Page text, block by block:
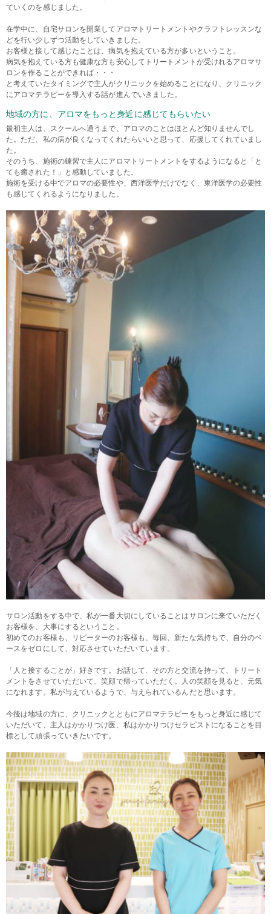
ていくのを感じました。
在学中に、自宅サロンを開業してアロマトリートメントやクラフトレッスンな
どを行い少しずつ活動をしていきました。
お客様と接して感じたことは、病気を抱えている方が多いということ。
病気を抱えている方も健康な方も安心してトリートメントが受けれるアロマサ
ロンを作ることができれば・・・
と考えていたタイミングで主人がクリニックを始めることになり、クリニック
にアロマテラピーを導入する話が進んでいきました。
地域の方に、アロマをもっと身近に感じてもらいたい
最初主人は、スクールへ通うまで、アロマのことはほとんど知りませんでし
た。ただ、私の病が良くなってくれたらいいと思って、応援してくれていまし
た。
そのうち、施術の練習で主人にアロマトリートメントをするようになると「と
ても癒された！」と感動していました。
施術を受ける中でアロマの必要性や、西洋医学だけでなく、東洋医学の必要性
も感じてくれるようになりました。
サロン活動をする中で、私が一番大切にしていることはサロンに来ていただく
お客様を、大事にするということ。
初めてのお客様も、リピーターのお客様も、毎回、新たな気持ちで、自分のベ
ースをゼロにして、対応させていただいています。
「人と接することが」好きです。お話して、その方と交流を持って、トリート
メントをさせていただいて、笑顔で帰っていただく。人の笑顔を見ると、元気
になれます。私が与えているようで、与えられているんだと思います。
今後は地域の方に、クリニックとともにアロマテラピーをもっと身近に感じて
いただいて、主人はかかりつけ医、私はかかりつけセラピストになることを目
標として頑張っていきたいです。